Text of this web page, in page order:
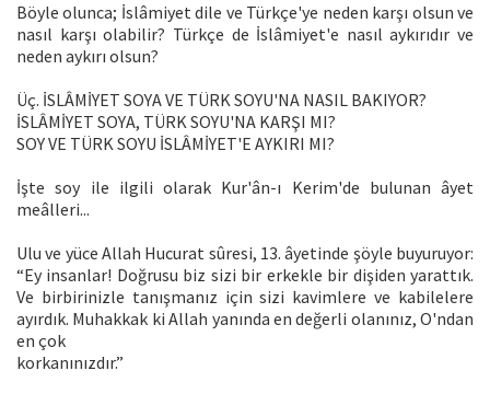
Böyle olunca; İslâmiyet dile ve Türkçe'ye neden karşı olsun ve
nasıl karşı olabilir? Türkçe de İslâmiyet'e nasıl aykırıdır ve
neden aykırı olsun?
Üç. İSLÂMİYET SOYA VE TÜRK SOYU'NA NASIL BAKIYOR?
İSLÂMİYET SOYA, TÜRK SOYU'NA KARŞI MI?
SOY VE TÜRK SOYU İSLÂMİYET'E AYKIRI MI?
İşte soy ile ilgili olarak Kur'ân-ı Kerim'de bulunan âyet
meâlleri...
Ulu ve yüce Allah Hucurat sûresi, 13. âyetinde şöyle buyuruyor:
“Ey insanlar! Doğrusu biz sizi bir erkekle bir dişiden yarattık.
Ve birbirinizle tanışmanız için sizi kavimlere ve kabilelere
ayırdık. Muhakkak ki Allah yanında en değerli olanınız, O'ndan
en çok
korkanınızdır.”